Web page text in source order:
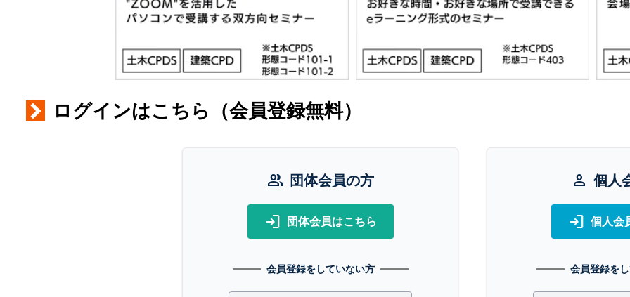
ログインはこちら（会員登録無料）
group 団体会員の方
login 団体会員はこちら
会員登録をしていない方
person 個人
login 個人会
会員登録を